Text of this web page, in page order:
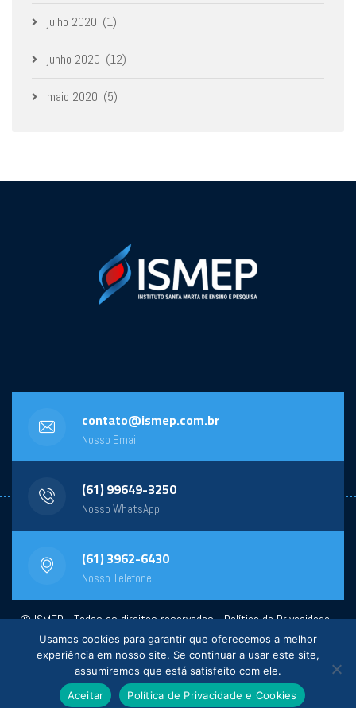
julho 2020 (1)
junho 2020 (12)
maio 2020 (5)
contato@ismep.com.br
Nosso Email
(61) 99649-3250
Nosso WhatsApp
(61) 3962-6430
Nosso Telefone
© ISMEP - Todos os direitos reservados -Política de Privacidade-
Powered by:General Design
Usamos cookies para garantir que oferecemos a melhor
experiência em nosso site. Se continuar a usar este site,
assumiremos que está satisfeito com ele.
Aceitar
Política de Privacidade e Cookies